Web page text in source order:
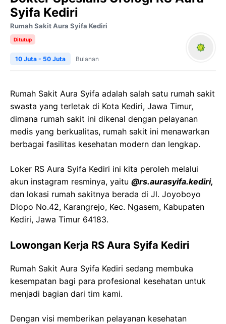
Syifa Kediri
Rumah Sakit Aura Syifa Kediri
Ditutup
10 Juta - 50 Juta Bulanan
Rumah Sakit Aura Syifa adalah salah satu rumah sakit
swasta yang terletak di Kota Kediri, Jawa Timur,
dimana rumah sakit ini dikenal dengan pelayanan
medis yang berkualitas, rumah sakit ini menawarkan
berbagai fasilitas kesehatan modern dan lengkap.
Loker RS Aura Syifa Kediri ini kita peroleh melalui
akun instagram resminya, yaitu @rs.aurasyifa.kediri,
dan lokasi rumah sakitnya berada di Jl. Joyoboyo
Dlopo No.42, Karangrejo, Kec. Ngasem, Kabupaten
Kediri, Jawa Timur 64183.
Lowongan Kerja RS Aura Syifa Kediri
Rumah Sakit Aura Syifa Kediri sedang membuka
kesempatan bagi para profesional kesehatan untuk
menjadi bagian dari tim kami.
Dengan visi memberikan pelayanan kesehatan